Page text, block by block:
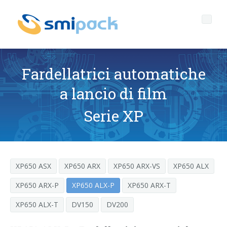
Chi siamo
Profilo aziendale
Dati chiave
La nostra mission
Il Gruppo SMI
Governance
Codice Etico
Responsabilità Sociale d'Impresa
Politica Qualità-ambiente e Sicurezza
TECNOLOGIA DELL'IMBALLAGGIO APERTA A TUTTI
Confezionatrici angolari a campana
Serie SL
Servizi
Assistenza tecnica post-vendita
Ricambi
Media center
News
Fardellatrici automatiche
a lancio di film
Serie XP
XP650 ASX XP650 ARX XP650 ARX-VS
XP650 ALX
XP650 ARX-P
XP650 ALX-P
XP650 ARX-T
XP650 ALX-T
DV150 DV200